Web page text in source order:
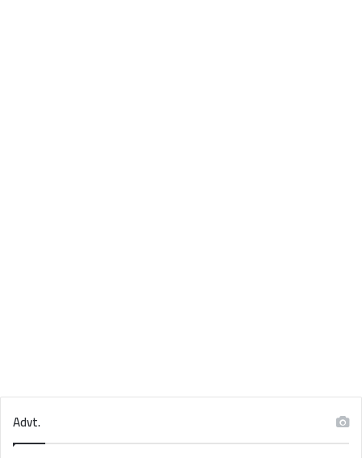
Advt.